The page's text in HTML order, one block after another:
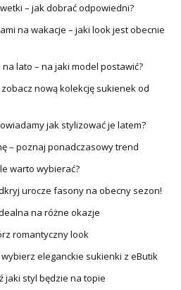
– jak dobrać odpowiedni?
na wakacje – jaki look jest obecnie
lato – na jaki model postawić?
nową kolekcję sukienek od
jak stylizować je latem?
– poznaj ponadczasowy trend
warto wybierać?
urocze fasony na obecny sezon!
na różne okazje
romantyczny look
eleganckie sukienki z eButik
jaki styl będzie na topie